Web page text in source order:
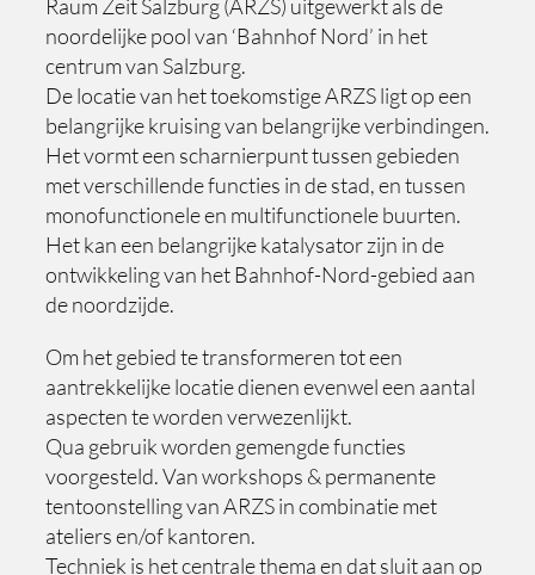
Raum Zeit Salzburg (ARZS) uitgewerkt als de
noordelijke pool van ‘Bahnhof Nord’ in het
centrum van Salzburg.
De locatie van het toekomstige ARZS ligt op een
belangrijke kruising van belangrijke verbindingen.
Het vormt een scharnierpunt tussen gebieden
met verschillende functies in de stad, en tussen
monofunctionele en multifunctionele buurten.
Het kan een belangrijke katalysator zijn in de
ontwikkeling van het Bahnhof-Nord-gebied aan
de noordzijde.
Om het gebied te transformeren tot een
aantrekkelijke locatie dienen evenwel een aantal
aspecten te worden verwezenlijkt.
Qua gebruik worden gemengde functies
voorgesteld. Van workshops & permanente
tentoonstelling van ARZS in combinatie met
ateliers en/of kantoren.
Techniek is het centrale thema en dat sluit aan op